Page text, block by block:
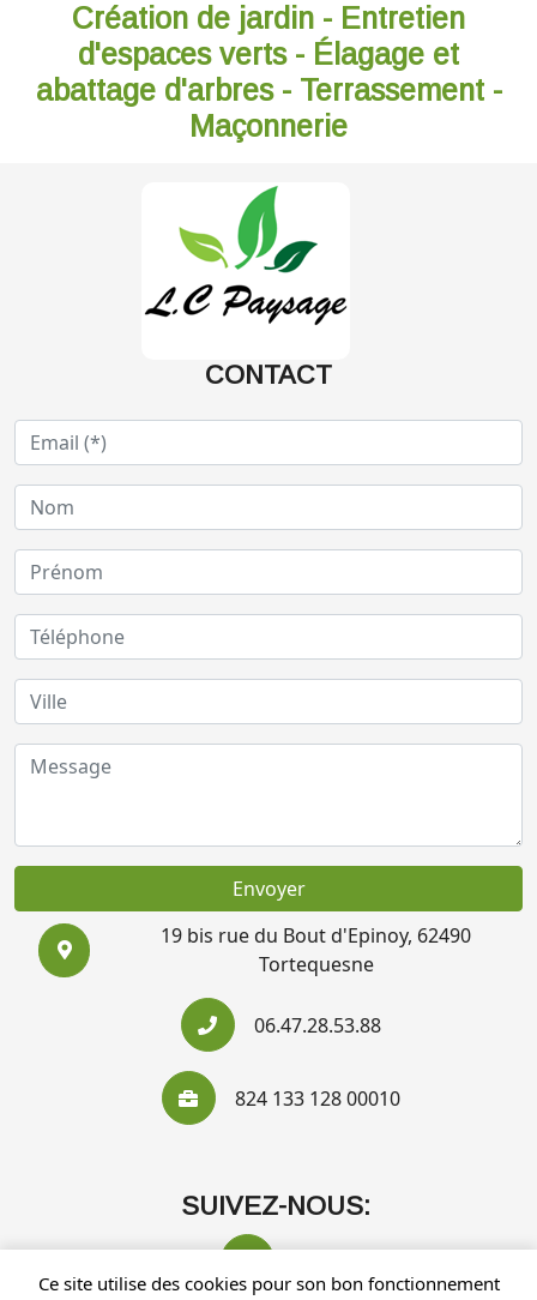
Création de jardin - Entretien
d'espaces verts - Élagage et
abattage d'arbres - Terrassement -
Maçonnerie
CONTACT
Envoyer
19 bis rue du Bout d'Epinoy, 62490
Tortequesne
06.47.28.53.88
824 133 128 00010
SUIVEZ-NOUS:
Ce site utilise des cookies pour son bon fonctionnement